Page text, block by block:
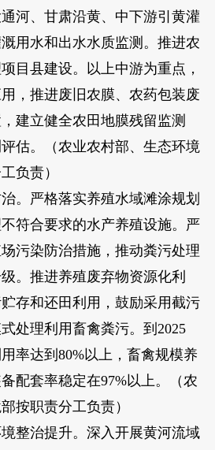
河、甘肃沿黄、中下游引黄灌
用水和出水水质监测。推进农
目县建设。以上中游为重点，
，推进废旧农膜、农药包装废
建立健全农田地膜残留监测
估。（农业农村部、生态环境
负责）
严格落实养殖水域滩涂规划
符合要求的水产养殖设施。严
污染防治措施，推动粪污处理
。推进养殖废弃物资源化利
存和还田利用，鼓励采用截污
处理利用畜禽粪污。到2025
率达到80%以上，畜禽规模养
配套率稳定在97%以上。（农
按职责分工负责）
治提升。深入开展黄河流域